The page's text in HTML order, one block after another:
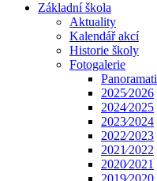
Základní škola
Aktuality
Kalendář akcí
Historie školy
Fotogalerie
2025⁄2026
2024⁄2025
2023⁄2024
2022⁄2023
2021⁄2022
2020⁄2021
2019⁄2020